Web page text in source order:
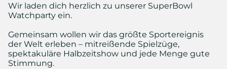
Wir laden dich herzlich zu unserer SuperBowl
Watchparty ein.
Gemeinsam wollen wir das größte Sportereignis
der Welt erleben – mitreißende Spielzüge,
spektakuläre Halbzeitshow und jede Menge gute
Stimmung.